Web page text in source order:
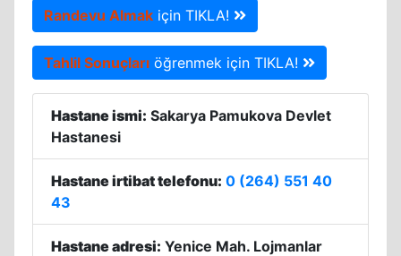
Randevu Almak için TIKLA!
Tahlil Sonuçları öğrenmek için TIKLA!
Hastane ismi: Sakarya Pamukova Devlet
Hastanesi
Hastane irtibat telefonu: 0 (264) 551 40
43
Hastane adresi: Yenice Mah. Lojmanlar